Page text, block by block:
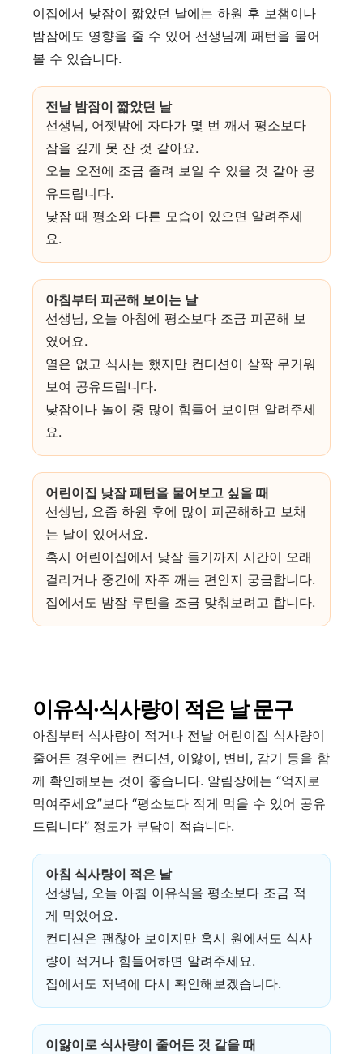
이집에서 낮잠이 짧았던 날에는 하원 후 보챔이나
밤잠에도 영향을 줄 수 있어 선생님께 패턴을 물어
볼 수 있습니다.
전날 밤잠이 짧았던 날
선생님, 어젯밤에 자다가 몇 번 깨서 평소보다
잠을 깊게 못 잔 것 같아요.
오늘 오전에 조금 졸려 보일 수 있을 것 같아 공
유드립니다.
낮잠 때 평소와 다른 모습이 있으면 알려주세
요.
아침부터 피곤해 보이는 날
선생님, 오늘 아침에 평소보다 조금 피곤해 보
였어요.
열은 없고 식사는 했지만 컨디션이 살짝 무거워
보여 공유드립니다.
낮잠이나 놀이 중 많이 힘들어 보이면 알려주세
요.
어린이집 낮잠 패턴을 물어보고 싶을 때
선생님, 요즘 하원 후에 많이 피곤해하고 보채
는 날이 있어서요.
혹시 어린이집에서 낮잠 들기까지 시간이 오래
걸리거나 중간에 자주 깨는 편인지 궁금합니다.
집에서도 밤잠 루틴을 조금 맞춰보려고 합니다.
이유식·식사량이 적은 날 문구
아침부터 식사량이 적거나 전날 어린이집 식사량이
줄어든 경우에는 컨디션, 이앓이, 변비, 감기 등을 함
께 확인해보는 것이 좋습니다. 알림장에는 “억지로
먹여주세요”보다 “평소보다 적게 먹을 수 있어 공유
드립니다” 정도가 부담이 적습니다.
아침 식사량이 적은 날
선생님, 오늘 아침 이유식을 평소보다 조금 적
게 먹었어요.
컨디션은 괜찮아 보이지만 혹시 원에서도 식사
량이 적거나 힘들어하면 알려주세요.
집에서도 저녁에 다시 확인해보겠습니다.
이앓이로 식사량이 줄어든 것 같을 때